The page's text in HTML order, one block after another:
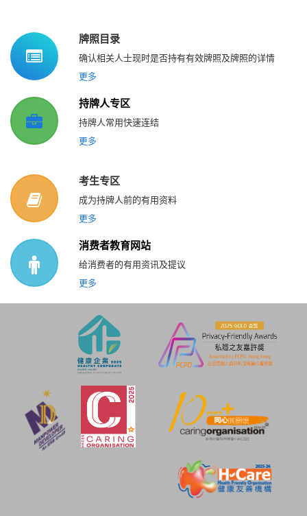
牌照目录
确认相关人士现时是否持有有效牌照及牌照的详情
更多
持牌人专区
持牌人常用快速连结
更多
考生专区
成为持牌人前的有用资料
更多
消费者教育网站
给消费者的有用资讯及提议
更多